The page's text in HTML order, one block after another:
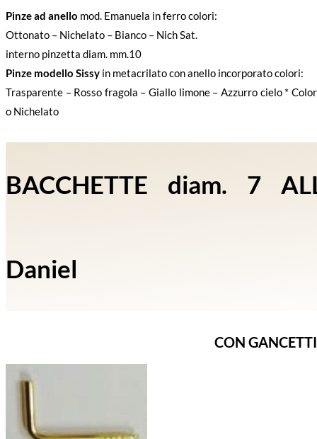
Pinze ad anello mod. Emanuela in ferro colori:
Ottonato – Nichelato – Bianco – Nich Sat.
interno pinzetta diam. mm.10
Pinze modello Sissy in metacrilato con anello incorporato colori:
Trasparente – Rosso fragola – Giallo limone – Azzurro cielo *
o Nichelato
BACCHETTE diam. 7
Daniel
CON